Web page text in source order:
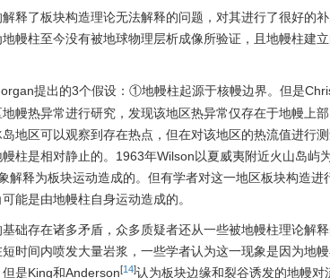
释了板块构造理论无法解释的问题，对其进行了很好的
幔柱至今没有被地球物理层析成像所验证，且地幔柱建
提出的3个假设：①地幔柱起源于核幔边界。但是
幔热异常进行研究，发现该地区热异常仅存在于地幔上
地区可以观察到存在热点，但在对该地区的热流值进行
柱是相对静止的。1963年Wilson以夏威夷附近火山岛屿
解释为板块运动造成的。但有学者对这一地区板块构造进
能是由地幔柱自身运动造成的。
础存在诸多矛盾，众多质疑者还从一些被地幔柱理论解
时间内喷发大量岩浆，一些学者认为这一现象是因为地
是King和Anderson[14]认为板块边缘和裂谷诱发的地幔对